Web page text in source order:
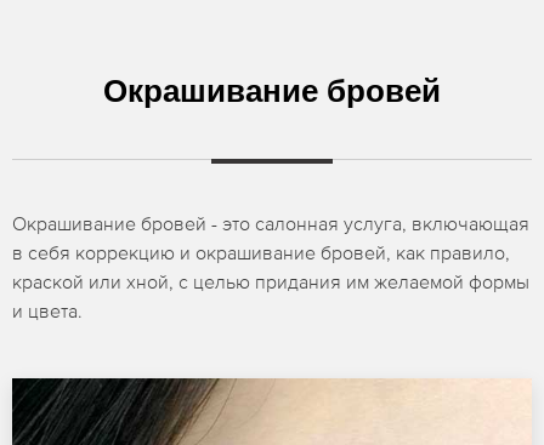
Окрашивание бровей
Окрашивание бровей - это салонная услуга, включающая
в себя коррекцию и окрашивание бровей, как правило,
краской или хной, с целью придания им желаемой формы
и цвета.